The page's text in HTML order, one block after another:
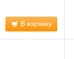
В корзину